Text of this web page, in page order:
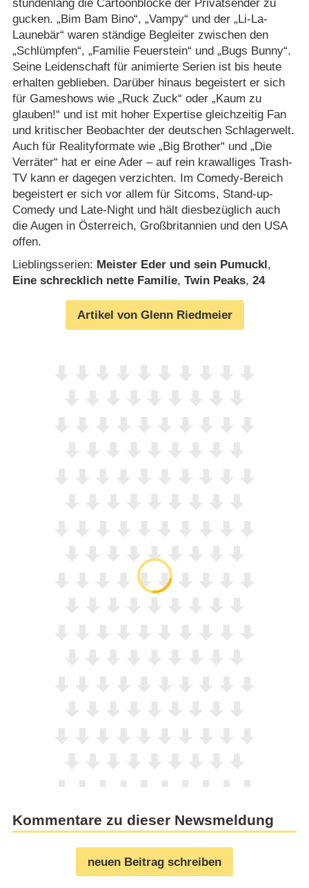
stundenlang die Cartoonblöcke der Privatsender zu
gucken. „Bim Bam Bino“, „Vampy“ und der „Li-La-
Launebär“ waren ständige Begleiter zwischen den
„Schlümpfen“, „Familie Feuerstein“ und „Bugs Bunny“.
Seine Leidenschaft für animierte Serien ist bis heute
erhalten geblieben. Darüber hinaus begeistert er sich
für Gameshows wie „Ruck Zuck“ oder „Kaum zu
glauben!“ und ist mit hoher Expertise gleichzeitig Fan
und kritischer Beobachter der deutschen Schlagerwelt.
Auch für Realityformate wie „Big Brother“ und „Die
Verräter“ hat er eine Ader – auf rein krawalliges Trash-
TV kann er dagegen verzichten. Im Comedy-Bereich
begeistert er sich vor allem für Sitcoms, Stand-up-
Comedy und Late-Night und hält diesbezüglich auch
die Augen in Österreich, Großbritannien und den USA
offen.
Lieblingsserien: Meister Eder und sein Pumuckl,
Eine schrecklich nette Familie, Twin Peaks, 24
Artikel von Glenn Riedmeier
Kommentare zu dieser Newsmeldung
neuen Beitrag schreiben